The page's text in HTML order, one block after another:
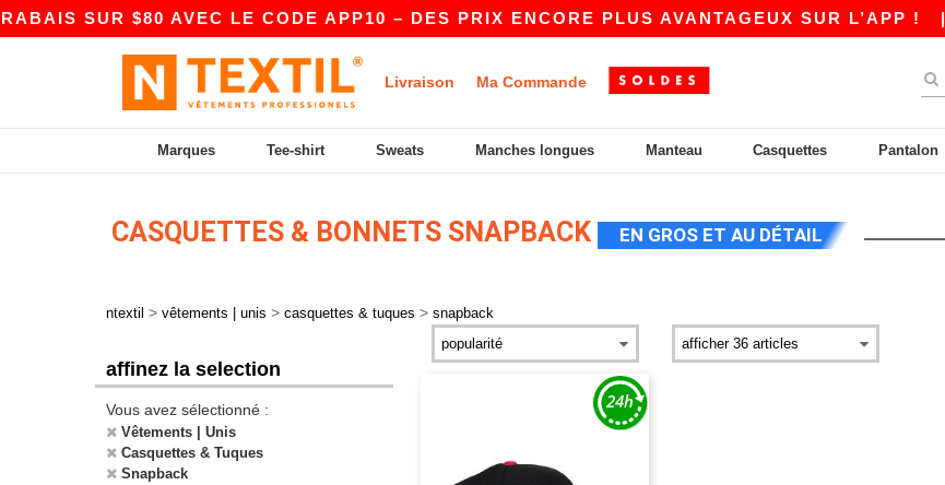
SUR $80 AVEC LE CODE APP10 – DES PRIX ENCORE PLUS AVANTAGEUX SUR L’APP !|
Livraison Ma Commande
Marques Tee-shirt Sweats Manches longues Manteau Casquettes Pantalon
CASQUETTES & BONNETS SNAPBACK EN GROS ET AU DÉTAIL
ntextil > vêtements | unis > casquettes & tuques > snapback
affinez la selection
Vous avez sélectionné :
Vêtements | Unis
Casquettes & Tuques
Snapback